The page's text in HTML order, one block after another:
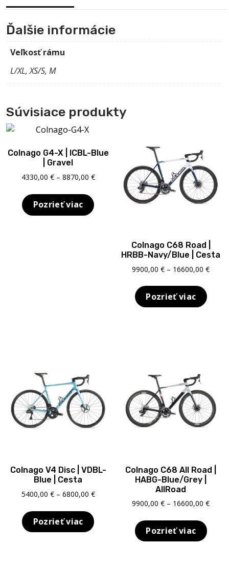
Ďalšie informácie
Veľkosť rámu
L/XL, XS/S, M
Súvisiace produkty
Colnago G4-X | ICBL-Blue
| Gravel
4330,00 € – 8870,00 €Price
4330,00 €
Pozrieť viac
Colnago C68 Road |
HRBB-Navy/Blue | Cesta
9900,00€ – 16600,00€Price
Pozrieť viac
Colnago V4 Disc | VDBL-
Blue | Cesta
5400,00 € – 6800,00 €Price
Pozrieť viac
Colnago C68 All Road |
HABG-Blue/Grey |
AllRoad
9900,00€ – 16600,00€Price
Pozrieť viac